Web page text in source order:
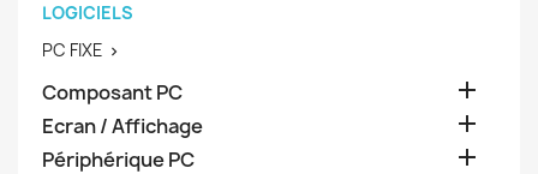
LOGICIELS
PC FIXE 
Composant PC 
Ecran / Affichage 
Périphérique PC 